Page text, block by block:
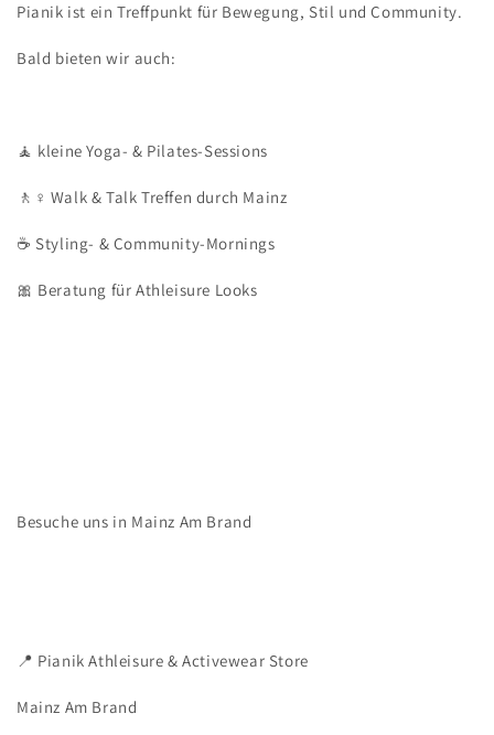
Pianik ist ein Treffpunkt für Bewegung, Stil und Community.
Bald bieten wir auch:
🧘 kleine Yoga- & Pilates-Sessions
🚶♀️ Walk & Talk Treffen durch Mainz
☕ Styling- & Community-Mornings
🎀 Beratung für Athleisure Looks
Besuche uns in Mainz Am Brand
📍 Pianik Athleisure & Activewear Store
Mainz Am Brand